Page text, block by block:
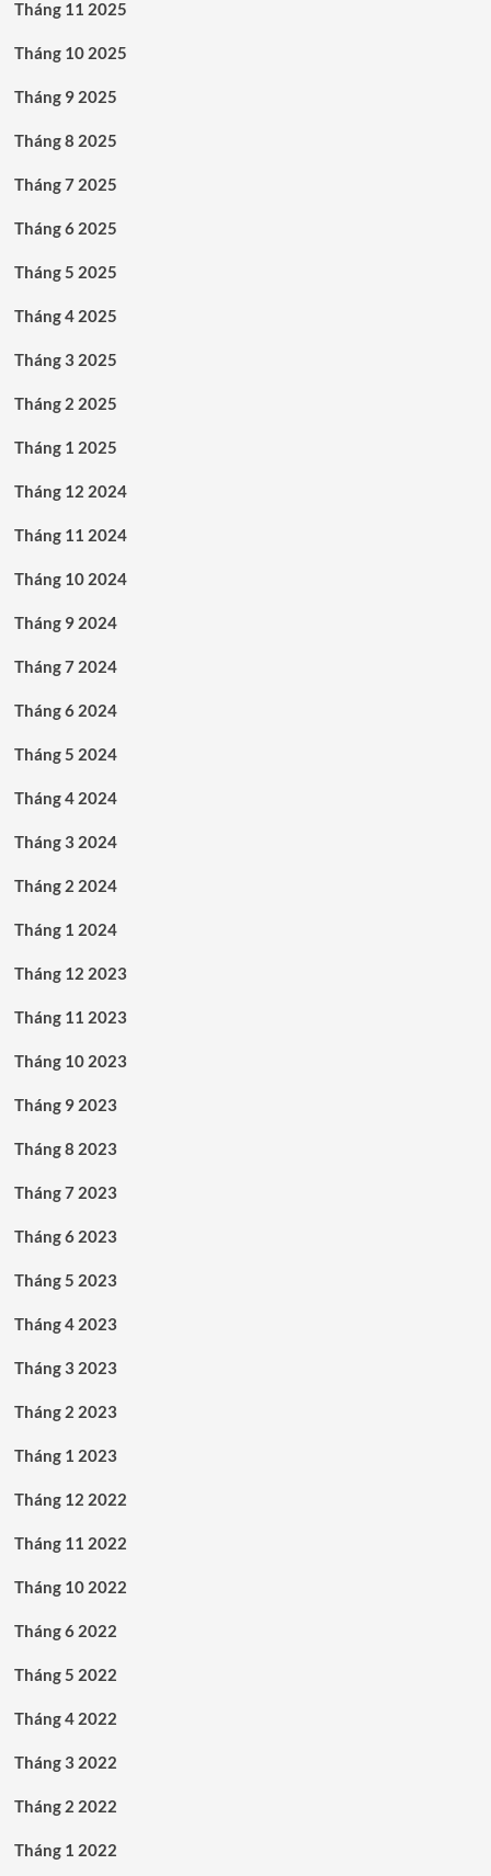
Tháng 11 2025
Tháng 10 2025
Tháng 9 2025
Tháng 8 2025
Tháng 7 2025
Tháng 6 2025
Tháng 5 2025
Tháng 4 2025
Tháng 3 2025
Tháng 2 2025
Tháng 1 2025
Tháng 12 2024
Tháng 11 2024
Tháng 10 2024
Tháng 9 2024
Tháng 7 2024
Tháng 6 2024
Tháng 5 2024
Tháng 4 2024
Tháng 3 2024
Tháng 2 2024
Tháng 1 2024
Tháng 12 2023
Tháng 11 2023
Tháng 10 2023
Tháng 9 2023
Tháng 8 2023
Tháng 7 2023
Tháng 6 2023
Tháng 5 2023
Tháng 4 2023
Tháng 3 2023
Tháng 2 2023
Tháng 1 2023
Tháng 12 2022
Tháng 11 2022
Tháng 10 2022
Tháng 6 2022
Tháng 5 2022
Tháng 4 2022
Tháng 3 2022
Tháng 2 2022
Tháng 1 2022